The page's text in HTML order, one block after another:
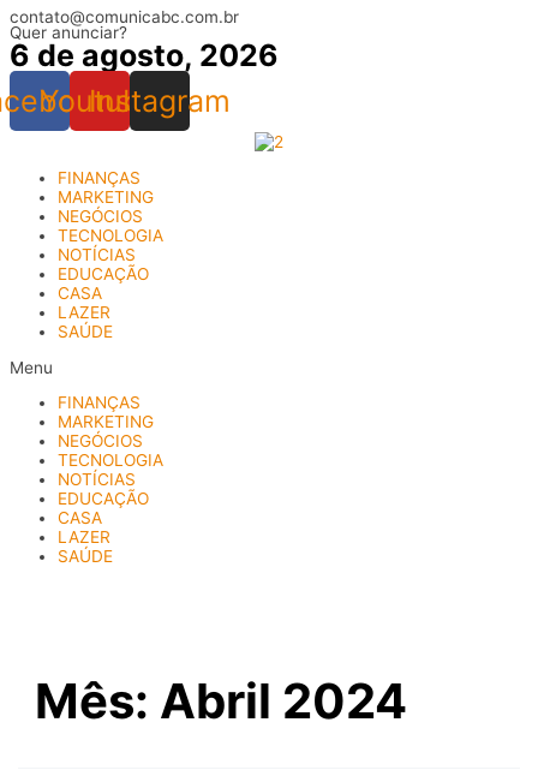
Ir
para
o
conteúdo
contato@comunicabc.com.br
Quer anunciar?
6 de agosto, 2026
Youtube
Instagram
FINANÇAS
MARKETING
NEGÓCIOS
TECNOLOGIA
NOTÍCIAS
EDUCAÇÃO
CASA
LAZER
SAÚDE
Menu
FINANÇAS
MARKETING
NEGÓCIOS
TECNOLOGIA
NOTÍCIAS
EDUCAÇÃO
CASA
LAZER
SAÚDE
Mês: Abril 2024